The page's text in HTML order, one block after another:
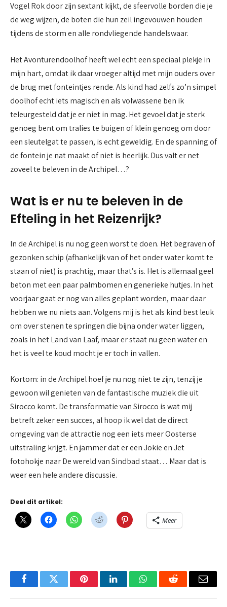
Vogel Rok door zijn sextant kijkt, de sfeervolle borden die je
de weg wijzen, de boten die hun zeil ingevouwen houden
tijdens de storm en alle rondvliegende handelswaar.
Het Avonturendoolhof heeft wel echt een speciaal plekje in
mijn hart, omdat ik daar vroeger altijd met mijn ouders over
de brug met fonteintjes rende. Als kind had zelfs zo’n simpel
doolhof echt iets magisch en als volwassene ben ik
teleurgesteld dat je er niet in mag. Het gevoel dat je sterk
genoeg bent om tralies te buigen of klein genoeg om door
een sleutelgat te passen, is echt geweldig. En de spanning of
de fontein je nat maakt of niet is heerlijk. Dus valt er net
zoveel te beleven in de Archipel…?
Wat is er nu te beleven in de
Efteling in het Reizenrijk?
In de Archipel is nu nog geen worst te doen. Het begraven of
gezonken schip (afhankelijk van of het onder water komt te
staan of niet) is prachtig, maar that’s is. Het is allemaal geel
beton met een paar palmbomen en generieke hutjes. In het
voorjaar gaat er nog van alles geplant worden, maar daar
hebben we nu niets aan. Volgens mij is het als kind best leuk
om over stenen te springen die bijna onder water liggen,
zoals in het Land van Laaf, maar er staat nu geen water en
het is veel te koud mocht je er toch in vallen.
Kortom: in de Archipel hoef je nu nog niet te zijn, tenzij je
gewoon wil genieten van de fantastische muziek die uit
Sirocco komt. De transformatie van Sirocco is wat mij
betreft zeker een succes, al hoop ik wel dat de direct
omgeving van de attractie nog een iets meer Oosterse
uitstraling krijgt. En jammer dat er een Jokie en Jet
fotohokje naar De wereld van Sindbad staat… Maar dat is
weer een hele andere discussie.
Deel dit artikel:
Meer
FacebookTwitter PinterestLinkedInWhatsAppReddit Email